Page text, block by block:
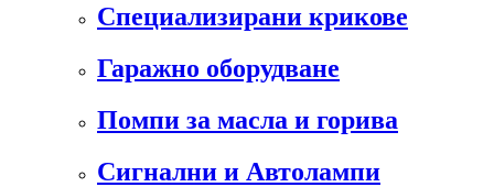
Специализирани крикове
Гаражно оборудване
Помпи за масла и горива
Сигнални и Автолампи